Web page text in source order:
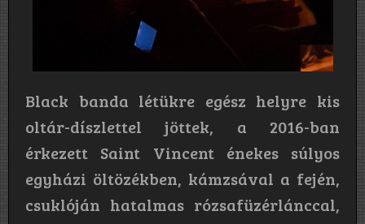
Black banda létükre egész helyre kis
oltár-díszlettel jöttek, a 2016-ban
érkezett Saint Vincent énekes súlyos
egyházi öltözékben, kámzsával a fején,
csuklóján hatalmas rózsafüzérlánccal,